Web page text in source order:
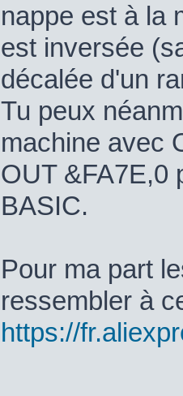
nappe est à la
est inversée
décalée d'un
Tu peux
machine avec
OUT &FA7E,0
BASIC.
Pour ma part
ressembler à
https://